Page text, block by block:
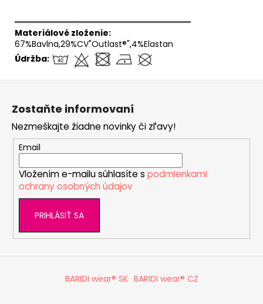
══════════════════════════════
Materiálové zloženie:
67%Bavlna,29%CV"Outlast®",4%Elastan
Údržba:
Zostaňte informovaní
Nezmeškajte žiadne novinky či zľavy!
Email
Vložením e-mailu súhlasíte s podmienkami
ochrany osobných údajov
PRIHLÁSIŤ SA
BARIDI wear® SK BARIDI wear® CZ